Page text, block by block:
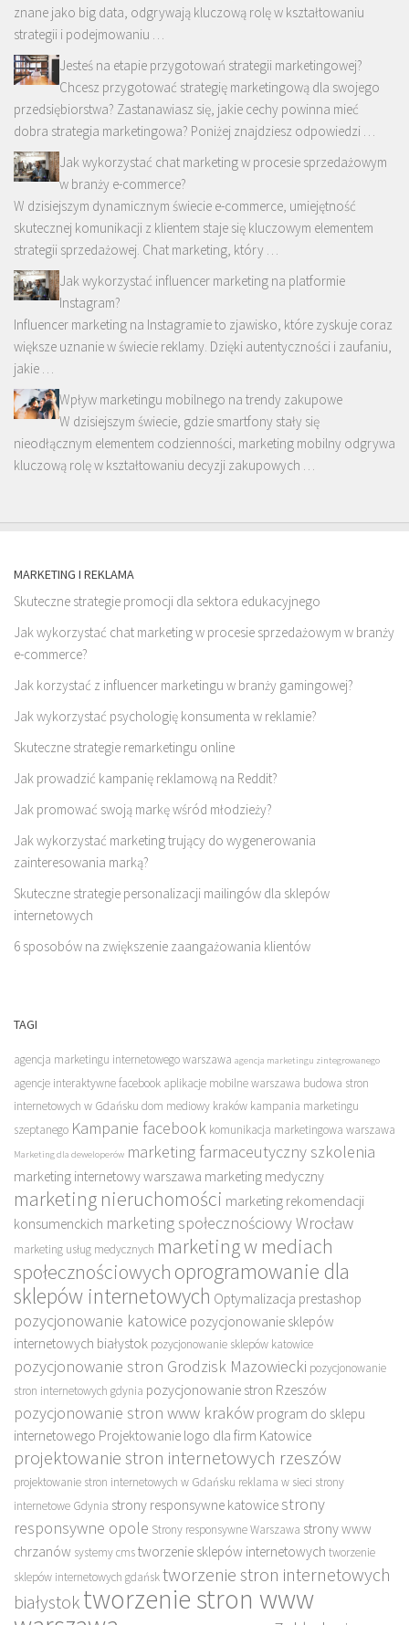
znane jako big data, odgrywają kluczową rolę w kształtowaniu
strategii i podejmowaniu …
Jesteś na etapie przygotowań strategii marketingowej?
Chcesz przygotować strategię marketingową dla swojego
przedsiębiorstwa? Zastanawiasz się, jakie cechy powinna mieć
dobra strategia marketingowa? Poniżej znajdziesz odpowiedzi …
Jak wykorzystać chat marketing w procesie sprzedażowym
w branży e-commerce?
W dzisiejszym dynamicznym świecie e-commerce, umiejętność
skutecznej komunikacji z klientem staje się kluczowym elementem
strategii sprzedażowej. Chat marketing, który …
Jak wykorzystać influencer marketing na platformie
Instagram?
Influencer marketing na Instagramie to zjawisko, które zyskuje coraz
większe uznanie w świecie reklamy. Dzięki autentyczności i zaufaniu,
jakie …
Wpływ marketingu mobilnego na trendy zakupowe
W dzisiejszym świecie, gdzie smartfony stały się
nieodłącznym elementem codzienności, marketing mobilny odgrywa
kluczową rolę w kształtowaniu decyzji zakupowych …
MARKETING I REKLAMA
Skuteczne strategie promocji dla sektora edukacyjnego
Jak wykorzystać chat marketing w procesie sprzedażowym w branży
e-commerce?
Jak korzystać z influencer marketingu w branży gamingowej?
Jak wykorzystać psychologię konsumenta w reklamie?
Skuteczne strategie remarketingu online
Jak prowadzić kampanię reklamową na Reddit?
Jak promować swoją markę wśród młodzieży?
Jak wykorzystać marketing trujący do wygenerowania
zainteresowania marką?
Skuteczne strategie personalizacji mailingów dla sklepów
internetowych
6 sposobów na zwiększenie zaangażowania klientów
TAGI
agencja marketingu internetowego warszawa agencja marketingu zintegrowanego
agencje interaktywne facebook aplikacje mobilne warszawa budowa stron
internetowych w Gdańsku dom mediowy kraków kampania marketingu
szeptanego Kampanie facebook komunikacja marketingowa warszawa
Marketing dla deweloperów marketing farmaceutyczny szkolenia
marketing internetowy warszawa marketing medyczny
marketing nieruchomości marketing rekomendacji
konsumenckich marketing społecznościowy Wrocław
marketing usług medycznych marketing w mediach
społecznościowych oprogramowanie dla
sklepów internetowych Optymalizacja prestashop
pozycjonowanie katowice pozycjonowanie sklepów
internetowych białystok pozycjonowanie sklepów katowice
pozycjonowanie stron Grodzisk Mazowiecki pozycjonowanie
stron internetowych gdynia pozycjonowanie stron Rzeszów
pozycjonowanie stron www kraków program do sklepu
internetowego Projektowanie logo dla firm Katowice
projektowanie stron internetowych rzeszów
projektowanie stron internetowych w Gdańsku reklama w sieci strony
internetowe Gdynia strony responsywne katowice strony
responsywne opole Strony responsywne Warszawa strony www
chrzanów systemy cmstworzenie sklepów internetowych tworzenie
sklepów internetowych gdańsktworzenie stron internetowych
białystok tworzenie stron www